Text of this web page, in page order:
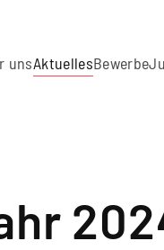
unsAktuellesBewerbe